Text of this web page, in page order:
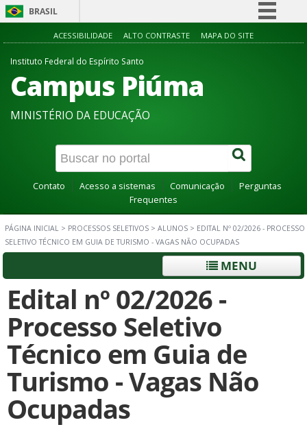
BRASIL
Simplifique!
Acesso à informação
Canais
ACESSIBILIDADE ALTO CONTRASTE MAPA DO SITE
Instituto Federal do Espírito Santo
Campus Piúma
MINISTÉRIO DA EDUCAÇÃO
Contato Acesso a sistemas Comunicação
Perguntas
Frequentes
PÁGINA INICIAL > PROCESSOS SELETIVOS > ALUNOS > EDITAL Nº 02/2026 - PROCESSO
SELETIVO TÉCNICO EM GUIA DE TURISMO - VAGAS NÃO OCUPADAS
MENU
Edital nº 02/2026 -
Processo Seletivo
Técnico em Guia de
Turismo - Vagas Não
Ocupadas